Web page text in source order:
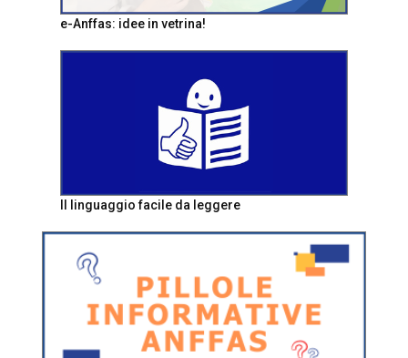
e-Anffas: idee in vetrina!
Il linguaggio facile da leggere